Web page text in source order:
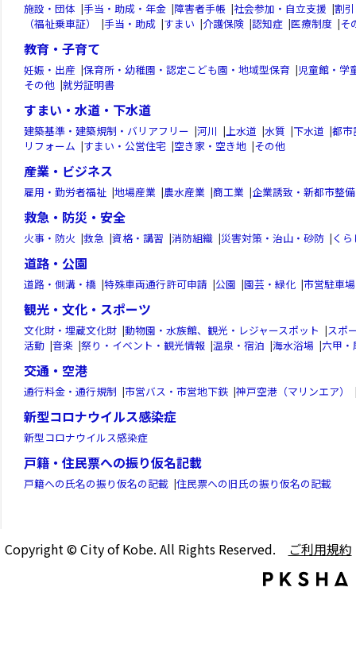
施設・団体 |手当・助成・年金 |障害者手帳 |社会参加・自立支援 |割
（福祉乗車証）
|手当・助成 |すまい |介護保険 |認知症 |医療制度 |そ
教育・子育て
妊娠・出産 |保育所・幼稚園・認定こども園・地域型保育 |児童館・学
その他 |就労証明書
すまい・水道・下水道
建築基準・建築規制・バリアフリー |河川 |上水道 |水質 |下水道 |都市
リフォーム |すまい・公営住宅 |空き家・空き地 |その他
産業・ビジネス
雇用・勤労者福祉 |地場産業 |農水産業 |商工業 |企業誘致・新都市整備
救急・防災・安全
火事・防火 |救急 |資格・講習 |消防組織 |災害対策・治山・砂防 |く
道路・公園
道路・側溝・橋 |特殊車両通行許可申請 |公園 |園芸・緑化 |市営駐車
観光・文化・スポーツ
文化財・埋蔵文化財 |動物園・水族館、観光・レジャースポット |スポ
活動 |音楽 |祭り・イベント・観光情報 |温泉・宿泊 |海水浴場 |六甲
交通・空港
通行料金・通行規制 |市営バス・市営地下鉄 |神戸空港（マリンエア）
新型コロナウイルス感染症
新型コロナウイルス感染症
戸籍・住民票への振り仮名記載
戸籍への氏名の振り仮名の記載 |住民票への旧氏の振り仮名の記載
Copyright © City of Kobe. All Rights Reserved. ご利用規約